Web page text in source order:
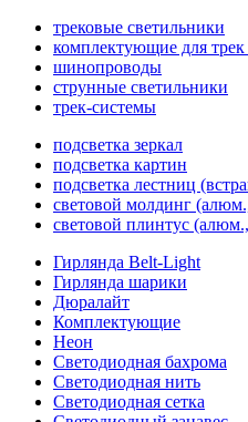
трековые светильники
комплектующие для трек
шинопроводы
струнные светильники
трек-системы
подсветка зеркал
подсветка картин
подсветка лестниц
световой молдинг
световой плинтус
Гирлянда Belt-Light
Гирлянда шарики
Дюралайт
Комплектующие
Неон
Светодиодная бахрома
Светодиодная нить
Светодиодная сетка